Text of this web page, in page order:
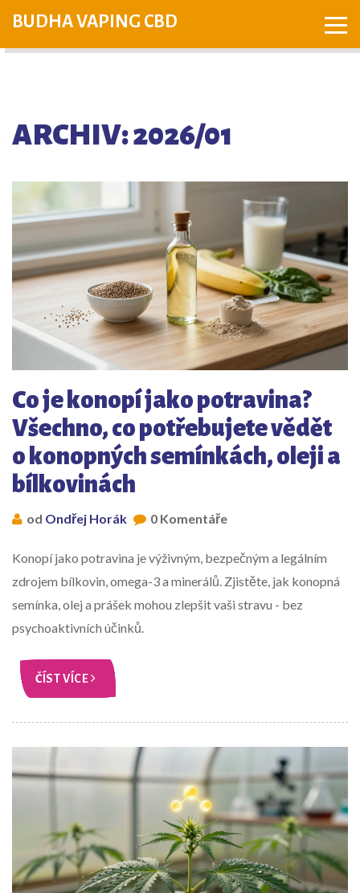
BUDHA VAPING CBD
ARCHIV: 2026/01
Co je konopí jako potravina?
Všechno, co potřebujete vědět
o konopných semínkách, oleji a
bílkovinách
od Ondřej Horák 0 Komentáře
Konopí jako potravina je výživným, bezpečným a legálním
zdrojem bílkovin, omega-3 a minerálů. Zjistěte, jak konopná
semínka, olej a prášek mohou zlepšit vaši stravu - bez
psychoaktivních účinků.
ČÍST VÍCE